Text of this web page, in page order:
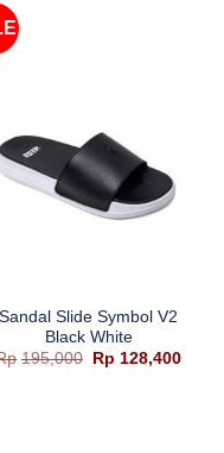
Sandal Slide Symbol V2
Black White
195,000
Harga
aslinya
Rp 128,400